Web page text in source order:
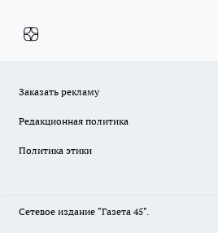
Заказать рекламу
Редакционная политика
Политика этики
Сетевое издание "Газета 45".